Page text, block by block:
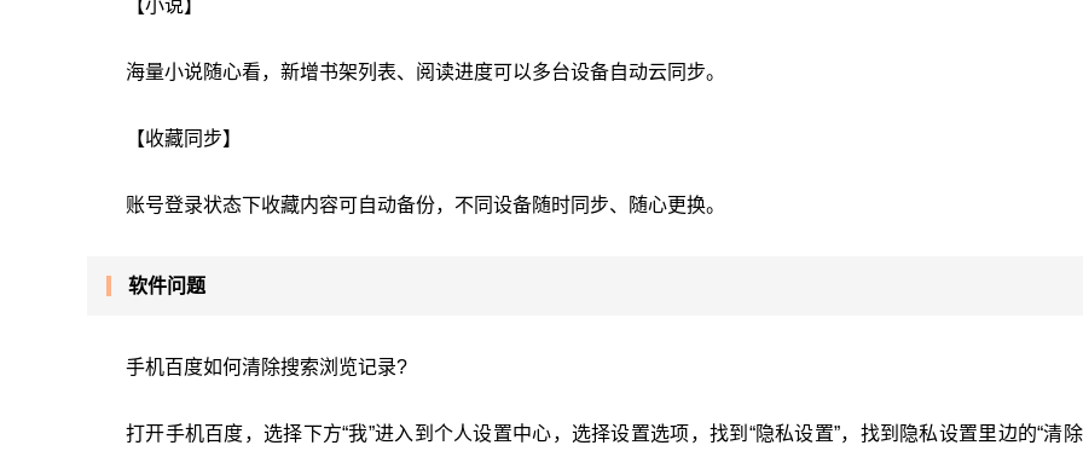
【小说】
海量小说随心看，新增书架列表、阅读进度可以多台设备自动云同步。
【收藏同步】
账号登录状态下收藏内容可自动备份，不同设备随时同步、随心更换。
软件问题
手机百度如何清除搜索浏览记录?
打开手机百度，选择下方“我”进入到个人设置中心，选择设置选项，找到“隐私设置”，找到隐私设置里边的“清